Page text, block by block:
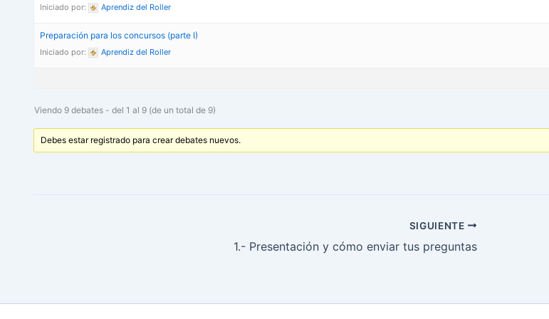
Iniciado por: Aprendiz del Roller
Preparación para los concursos (parte I)
Iniciado por: Aprendiz del Roller
Viendo 9 debates - del 1 al 9 (de un total de 9)
Debes estar registrado para crear debates nuevos.
SIGUIENTE
1.- Presentación y cómo enviar tus preguntas